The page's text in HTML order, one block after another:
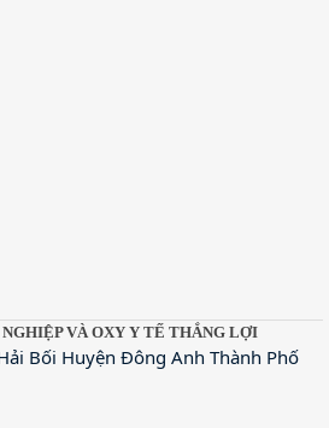
VÀ OXY Y TẾ THẮNG LỢI
Bối Huyện Đông Anh Thành Phố